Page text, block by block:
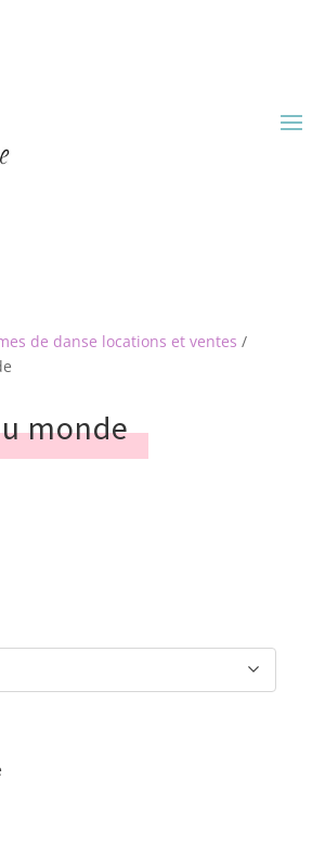
de danse locations et ventes /
monde